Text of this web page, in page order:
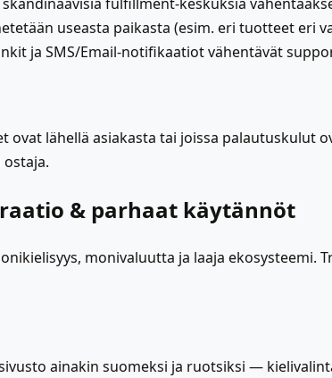
useasta paikasta (esim. eri tuotteet eri
ja SMS/Email-notifikaatiot vähentävät
lähellä asiakasta tai joissa palautuskulut
& parhaat käytännöt
monivaluutta ja laaja
ainakin suomeksi ja ruotsiksi —